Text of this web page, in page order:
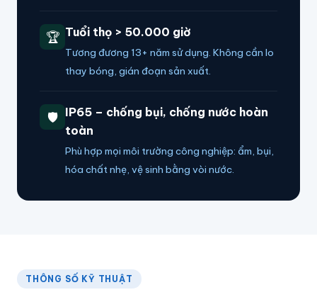
🏆 Tuổi thọ > 50.000 giờ
Tương đương 13+ năm sử dụng. Không cần lo
thay bóng, gián đoạn sản xuất.
🛡️ IP65 – chống bụi, chống nước hoàn
toàn
Phù hợp mọi môi trường công nghiệp: ẩm, bụi,
hóa chất nhẹ, vệ sinh bằng vòi nước.
THÔNG SỐ KỸ THUẬT